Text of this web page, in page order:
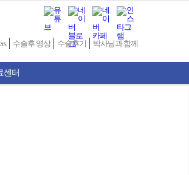
수술후 영상 수술후기 박사님과 함께
센터